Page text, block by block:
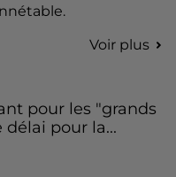
Voir plus
pour les "grands
délai pour la...